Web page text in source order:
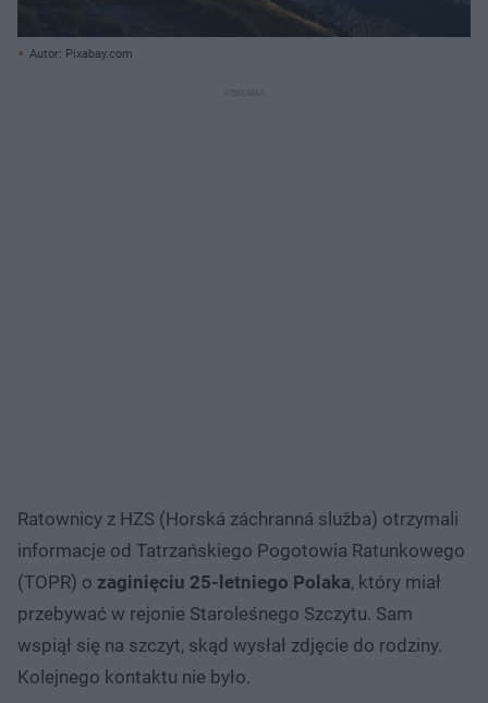
Autor: Pixabay.com
Ratownicy z HZS (Horská záchranná služba) otrzymali
informacje od Tatrzańskiego Pogotowia Ratunkowego
(TOPR) o zaginięciu 25-letniego Polaka, który miał
przebywać w rejonie Staroleśnego Szczytu. Sam
wspiął się na szczyt, skąd wysłał zdjęcie do rodziny.
Kolejnego kontaktu nie było.